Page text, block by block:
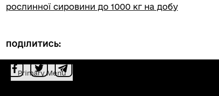
рослинної сировини до 1000 кг на добу
ПОДІЛИТИСЬ:
Primary Menu